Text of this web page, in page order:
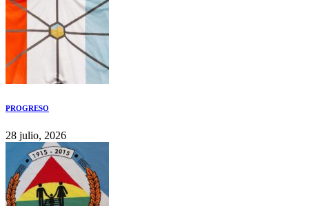
PROGRESO
28 julio, 2026